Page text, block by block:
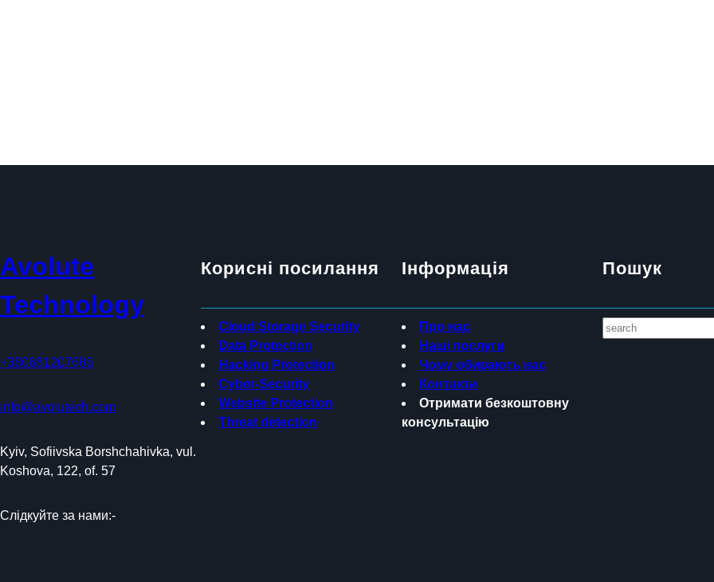
Avolute
Technology
+380681207686
info@avolutech.com
Kyiv, Sofiivska Borshchahivka, vul.
Koshova, 122, of. 57
Слідкуйте за нами:-
Корисні посилання
Cloud Storage Security
Data Protection
Hacking Protection
Cyber-Security
Website Protection
Threat detection
Інформація
Про нас
Наші послуги
Чому обирають нас
Контакти
Отримати безкоштовну
консультацію
Пошук
S